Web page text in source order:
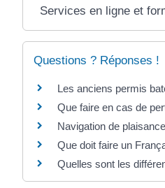
Services en ligne et
Questions ? Réponses !
Les anciens permis
Que faire en cas de
Navigation de
Que doit faire un
Quelles sont les